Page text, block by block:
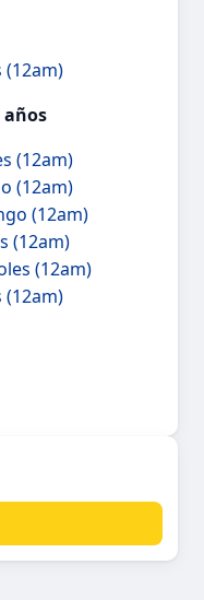
(12am)
años
(12am)
(12am)
(12am)
(12am)
(12am)
(12am)